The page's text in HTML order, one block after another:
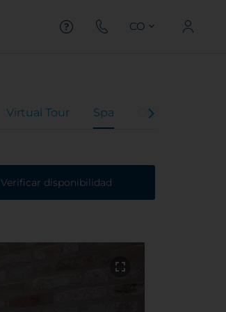
CO
Virtual Tour Spa Ofertas
Verificar disponibilidad